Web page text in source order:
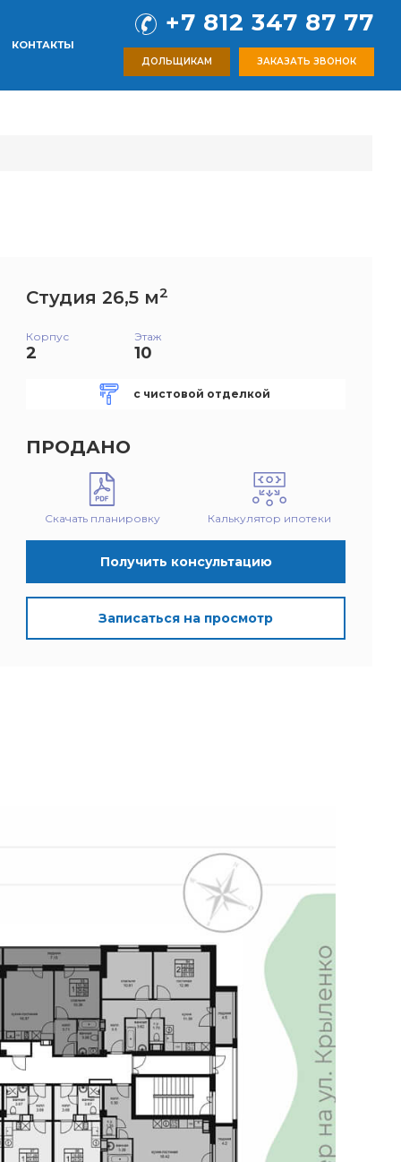
КОНТАКТЫ
+7 812 347 87 77
ДОЛЬЩИКАМ ЗАКАЗАТЬ ЗВОНОК
Студия 26,5 м2
Корпус
2
Этаж
10
с чистовой отделкой
ПРОДАНО
Скачать планировку Калькулятор ипотеки
Получить консультацию
Записаться на просмотр